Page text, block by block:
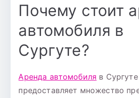
Почему стоит
автомобиля в
Сургуте?
Аренда автомобиля в Сургуте
предоставляет множество